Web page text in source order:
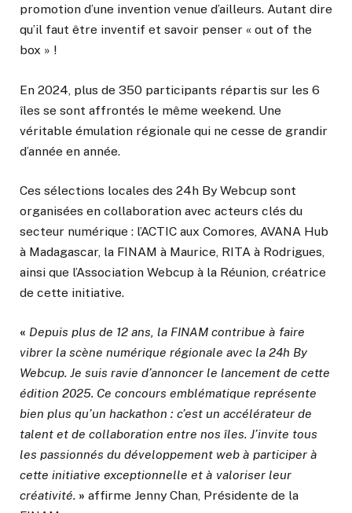
promotion d’une invention venue d’ailleurs. Autant dire
qu’il faut être inventif et savoir penser « out of the
box » !
En 2024, plus de 350 participants répartis sur les 6
îles se sont affrontés le même weekend. Une
véritable émulation régionale qui ne cesse de grandir
d’année en année.
Ces sélections locales des 24h By Webcup sont
organisées en collaboration avec acteurs clés du
secteur numérique : l’ACTIC aux Comores, AVANA Hub
à Madagascar, la FINAM à Maurice, RITA à Rodrigues,
ainsi que l’Association Webcup à la Réunion, créatrice
de cette initiative.
« Depuis plus de 12 ans, la FINAM contribue à faire
vibrer la scène numérique régionale avec la 24h By
Webcup. Je suis ravie d’annoncer le lancement de cette
édition 2025. Ce concours emblématique représente
bien plus qu’un hackathon : c’est un accélérateur de
talent et de collaboration entre nos îles. J’invite tous
les passionnés du développement web à participer à
cette initiative exceptionnelle et à valoriser leur
créativité. » affirme Jenny Chan, Présidente de la